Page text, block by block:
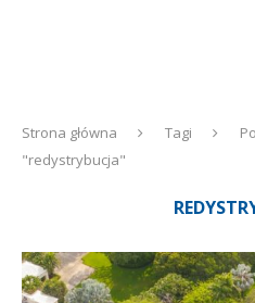
Strona główna Tagi
"redystrybucja"